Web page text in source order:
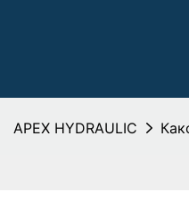
APEX HYDRAULIC